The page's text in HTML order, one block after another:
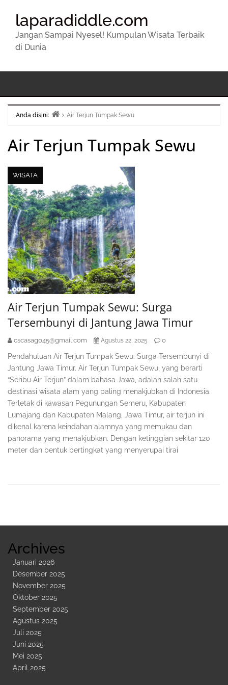
laparadiddle.com
Jangan Sampai Nyesel! Kumpulan Wisata Terbaik
di Dunia
Anda disini:
Air Terjun Tumpak Sewu
Air Terjun Tumpak Sewu
WISATA
Air Terjun Tumpak Sewu: Surga
Tersembunyi di Jantung Jawa Timur
cscasag045@gmail.com Agustus 22, 2025 0
Pendahuluan Air Terjun Tumpak Sewu: Surga Tersembunyi di
Jantung Jawa Timur. Air Terjun Tumpak Sewu, yang berarti
“Seribu Air Terjun” dalam bahasa Jawa, adalah salah satu
destinasi wisata alam yang paling menakjubkan di Indonesia.
Terletak di kawasan Pegunungan Semeru, Kabupaten
Lumajang dan Kabupaten Malang, Jawa Timur, air terjun ini
dikenal karena keindahan alamnya yang memukau dan
panorama yang menakjubkan. Dengan ketinggian sekitar 120
meter dan bentuk bertingkat yang menyerupai tirai
Archives
Januari 2026
Desember 2025
November 2025
Oktober 2025
September 2025
Agustus 2025
Juli 2025
Juni 2025
Mei 2025
April 2025